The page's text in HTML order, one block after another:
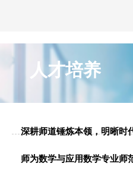
人才培养
深耕师道锤炼本领，明晰
师为数学与应用数学专业师